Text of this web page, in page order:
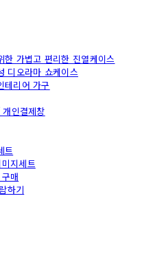
한 가볍고 편리한 진열케이스
디오라마 쇼케이스
테리어 가구
인결제창
트
지세트
매
하기